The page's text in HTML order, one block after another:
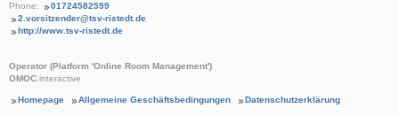
Phone:
01724582599
2.vorsitzender@tsv-ristedt.de
http://www.tsv-ristedt.de
Operator (Platform 'Online Room Management')
OMOC .interactive
Homepage Allgemeine Geschäftsbedingungen Datenschutzerklärung